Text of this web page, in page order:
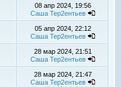
08 апр 2024, 19:56
Саша Тер2ентьев
05 апр 2024, 22:12
Саша Тер2ентьев
28 мар 2024, 21:51
Саша Тер2ентьев
28 мар 2024, 21:47
Саша Тер2ентьев